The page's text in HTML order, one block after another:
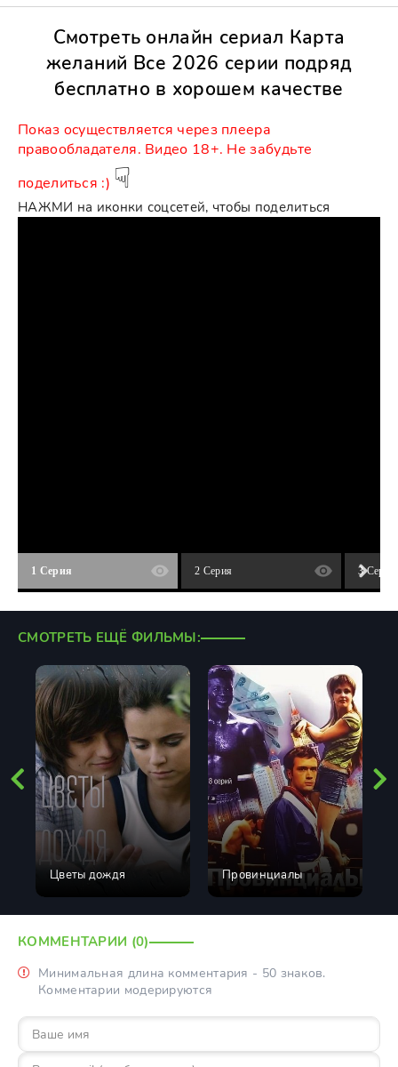
Смотреть онлайн сериал Карта
желаний Все 2026 серии подряд
бесплатно в хорошем качестве
Показ ocущecтвляeтcя чepeз плeepа
пpaвooблaдaтeля. Видео 18+. Не забудьте
поделиться :) ☟
НАЖМИ на иконки соцсетей, чтобы поделиться
1 Серия 2 Серия 3 Серия
СМОТРЕТЬ ЕЩЁ ФИЛЬМЫ:
Цветы дождя Провинциалы
КОММЕНТАРИИ (0)
Минимальная длина комментария - 50 знаков.
Комментарии модерируются